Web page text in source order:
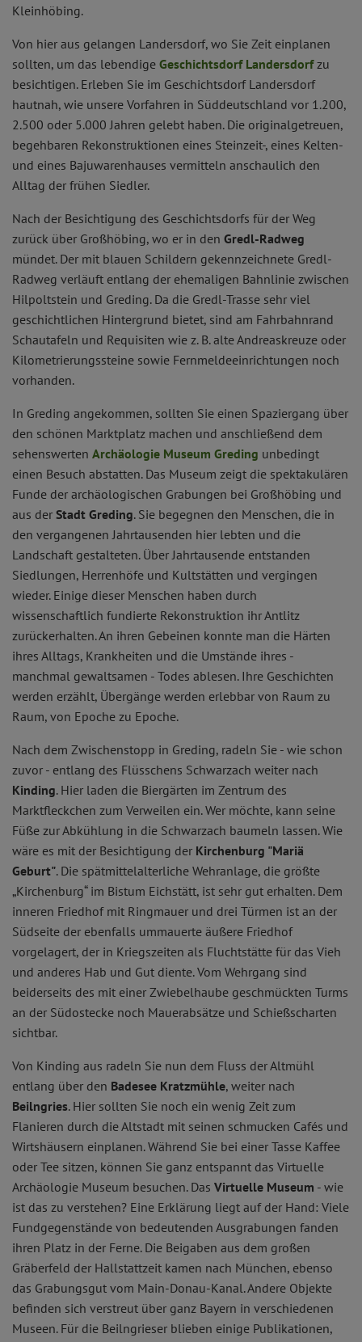
Kleinhöbing.
Von hier aus gelangen Landersdorf, wo Sie Zeit einplanen
sollten, um das lebendige Geschichtsdorf Landersdorfzu
besichtigen. Erleben Sie im Geschichtsdorf Landersdorf
hautnah, wie unsere Vorfahren in Süddeutschland vor 1.200,
2.500 oder 5.000 Jahren gelebt haben. Die originalgetreuen,
begehbaren Rekonstruktionen eines Steinzeit-, eines Kelten-
und eines Bajuwarenhauses vermitteln anschaulich den
Alltag der frühen Siedler.
Nach der Besichtigung des Geschichtsdorfs für der Weg
zurück über Großhöbing, wo er in den Gredl-Radweg
mündet. Der mit blauen Schildern gekennzeichnete Gredl-
Radweg verläuft entlang der ehemaligen Bahnlinie zwischen
Hilpoltstein und Greding. Da die Gredl-Trasse sehr viel
geschichtlichen Hintergrund bietet, sind am Fahrbahnrand
Schautafeln und Requisiten wie z. B. alte Andreaskreuze oder
Kilometrierungssteine sowie Fernmeldeeinrichtungen noch
vorhanden.
In Greding angekommen, sollten Sie einen Spaziergang über
den schönen Marktplatz machen und anschließend dem
sehenswerten Archäologie Museum Greding unbedingt
einen Besuch abstatten. Das Museum zeigt die spektakulären
Funde der archäologischen Grabungen bei Großhöbing und
aus der Stadt Greding. Sie begegnen den Menschen, die in
den vergangenen Jahrtausenden hier lebten und die
Landschaft gestalteten. Über Jahrtausende entstanden
Siedlungen, Herrenhöfe und Kultstätten und vergingen
wieder. Einige dieser Menschen haben durch
wissenschaftlich fundierte Rekonstruktion ihr Antlitz
zurückerhalten. An ihren Gebeinen konnte man die Härten
ihres Alltags, Krankheiten und die Umstände ihres -
manchmal gewaltsamen - Todes ablesen. Ihre Geschichten
werden erzählt, Übergänge werden erlebbar von Raum zu
Raum, von Epoche zu Epoche.
Nach dem Zwischenstopp in Greding, radeln Sie - wie schon
zuvor - entlang des Flüsschens Schwarzach weiter nach
Kinding. Hier laden die Biergärten im Zentrum des
Marktfleckchen zum Verweilen ein. Wer möchte, kann seine
Füße zur Abkühlung in die Schwarzach baumeln lassen. Wie
wäre es mit der Besichtigung der Kirchenburg "Mariä
Geburt". Die spätmittelalterliche Wehranlage, die größte
„Kirchenburg“ im Bistum Eichstätt, ist sehr gut erhalten. Dem
inneren Friedhof mit Ringmauer und drei Türmen ist an der
Südseite der ebenfalls ummauerte äußere Friedhof
vorgelagert, der in Kriegszeiten als Fluchtstätte für das Vieh
und anderes Hab und Gut diente. Vom Wehrgang sind
beiderseits des mit einer Zwiebelhaube geschmückten Turms
an der Südostecke noch Mauerabsätze und Schießscharten
sichtbar.
Von Kinding aus radeln Sie nun dem Fluss der Altmühl
entlang über den Badesee Kratzmühle, weiter nach
Beilngries. Hier sollten Sie noch ein wenig Zeit zum
Flanieren durch die Altstadt mit seinen schmucken Cafés und
Wirtshäusern einplanen. Während Sie bei einer Tasse Kaffee
oder Tee sitzen, können Sie ganz entspannt das Virtuelle
Archäologie Museum besuchen. Das Virtuelle Museum - wie
ist das zu verstehen? Eine Erklärung liegt auf der Hand: Viele
Fundgegenstände von bedeutenden Ausgrabungen fanden
ihren Platz in der Ferne. Die Beigaben aus dem großen
Gräberfeld der Hallstattzeit kamen nach München, ebenso
das Grabungsgut vom Main-Donau-Kanal. Andere Objekte
befinden sich verstreut über ganz Bayern in verschiedenen
Museen. Für die Beilngrieser blieben einige Publikationen,